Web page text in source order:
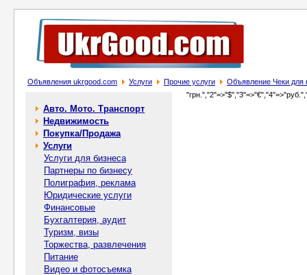
Объявления ukrgood.com Услуги Прочие услуги Объявление Чеки для
Авто. Мото. Транспорт
Недвижимость
Покупка/Продажа
Услуги
Услуги для бизнеса
Партнеры по бизнесу
Полиграфия, реклама
Юридические услуги
Финансовые
Бухгалтерия, аудит
Туризм, визы
Торжества, развлечения
Питание
Видео и фотосъемка